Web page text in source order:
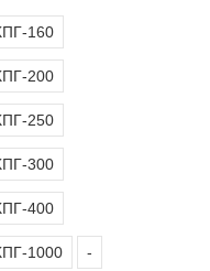
160
200
250
300
400
1000 -